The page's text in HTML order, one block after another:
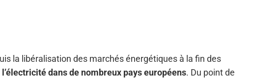
la libéralisation des marchés énergétiques à la fin des
dans de nombreux pays européens. Du point de